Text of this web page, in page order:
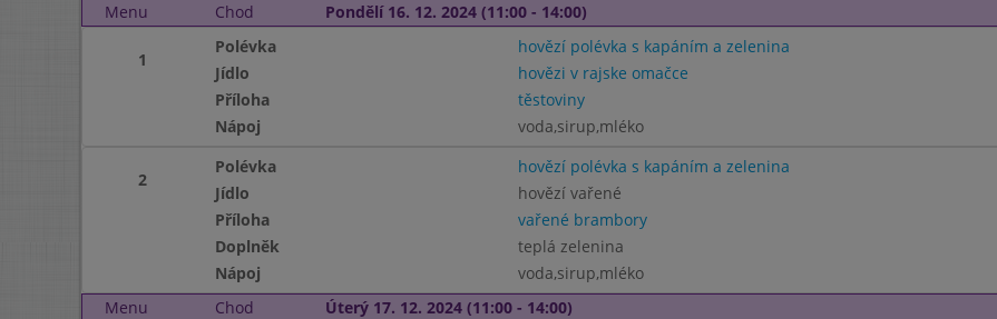
Menu
Chod Pondělí 16. 12. 2024 (11:00 - 14:00)
1
Polévka hovězí polévka s kapáním a zelenina
Jídlo
hovězi v rajske omačce
Příloha
těstoviny
Nápoj
voda,sirup,mléko
2
Polévka hovězí polévka s kapáním a zelenina
Jídlo
hovězí vařené
Příloha
vařené brambory
Doplněk
teplá zelenina
Nápoj
voda,sirup,mléko
Menu
Chod Úterý 17. 12. 2024 (11:00 - 14:00)